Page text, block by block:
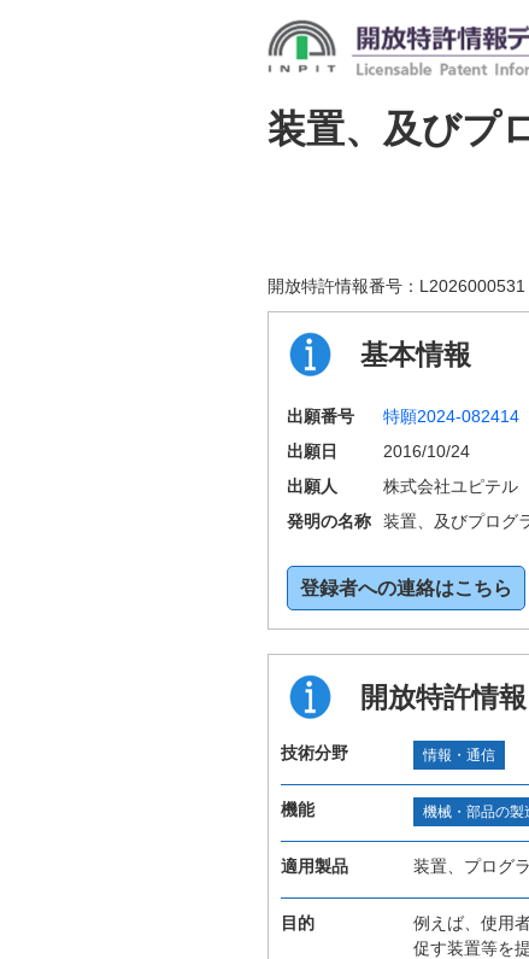
装置、及びプ
開放特許情報番号： L2026000531
基本情報
出願番号 特願2024-082414
出願日
2016/10/24
出願人
株式会社ユピテル
発明の名称
装置、及びプログ
登録者への連絡はこちら
開放特許情報
技術分野 情報・通信
機能 機械・部品の製
適用製品 装置、プログ
目的
例えば、使用
促す装置等を